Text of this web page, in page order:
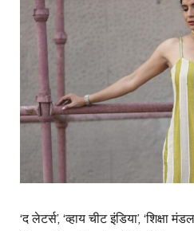
‘द लेटर्स’, ‘व्हाय चीट इंडिया’,